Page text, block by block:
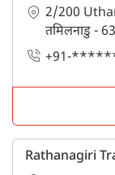
2/200
तमिलनाडु -
+91-
Rathanagiri